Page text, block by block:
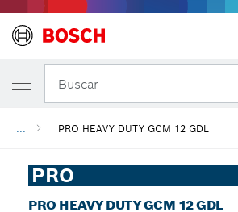
Buscar
... PRO HEAVY DUTY GCM 12 GDL
PRO
PRO HEAVY DUTY GCM 12 GDL